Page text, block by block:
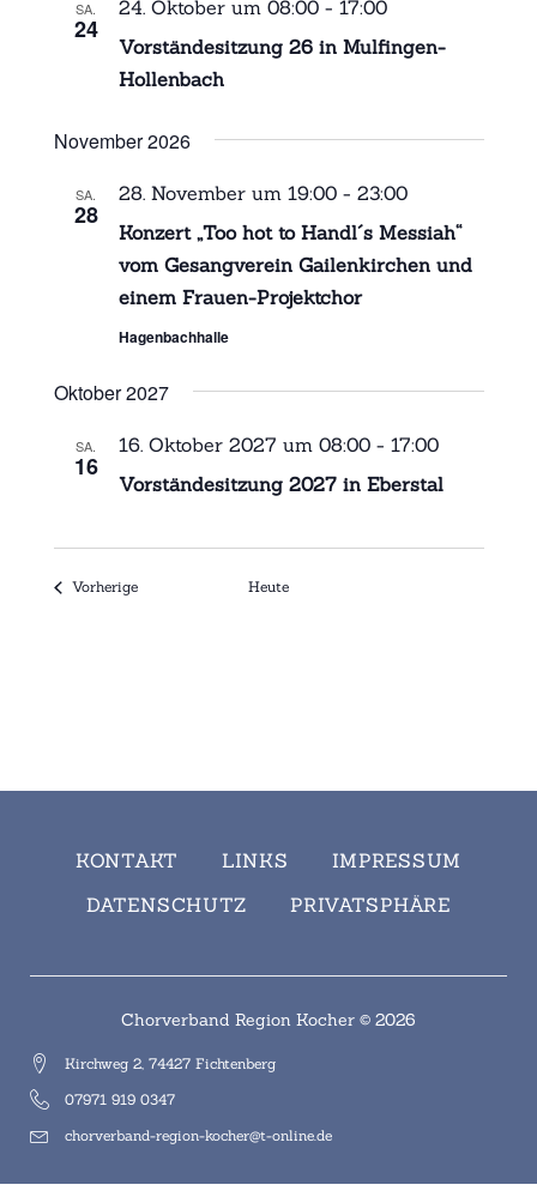
SA.
24
Vorständesitzung 26 in Mulfingen-
Hollenbach
24. Oktober um 08:00- 17:00
November 2026
SA.
28
Konzert „Too hot to Handl´s Messiah“
vom Gesangverein Gailenkirchen und
einem Frauen-Projektchor
28. November um 19:00- 23:00
Hagenbachhalle
Oktober 2027
SA.
16
Vorständesitzung 2027 in Eberstal
16. Oktober 2027 um 08:00- 17:00
VorherigeVeranstaltungenHeute
KONTAKT LINKS
IMPRESSUM
DATENSCHUTZ
PRIVATSPHÄRE
Chorverband Region Kocher © 2026
Kirchweg 2, 74427 Fichtenberg
07971 919 0347
chorverband-region-kocher@t-online.de